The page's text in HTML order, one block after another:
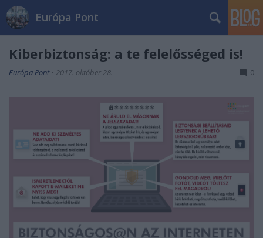
Európa Pont
Kiberbiztonság: a te felelősséged is!
Európa Pont • 2017. október 28. 0